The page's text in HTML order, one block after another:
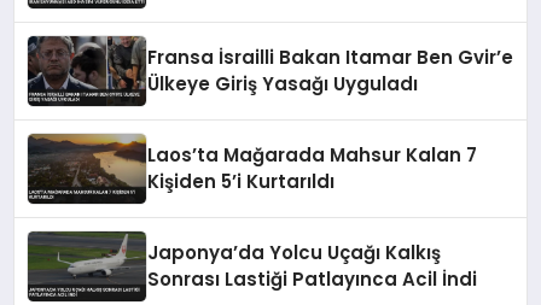
Fransa İsrailli Bakan Itamar Ben Gvir’e
Ülkeye Giriş Yasağı Uyguladı
Laos’ta Mağarada Mahsur Kalan 7
Kişiden 5’i Kurtarıldı
Japonya’da Yolcu Uçağı Kalkış
Sonrası Lastiği Patlayınca Acil İndi